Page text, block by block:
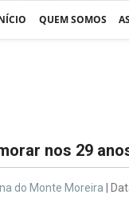
QUEM SOMOS
nos 29
do Monte Moreira |